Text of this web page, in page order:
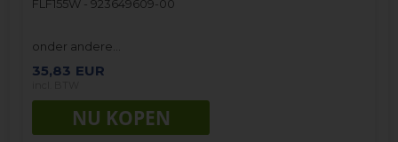
FLF155W - 923649609-00
onder andere…
35,83 EUR